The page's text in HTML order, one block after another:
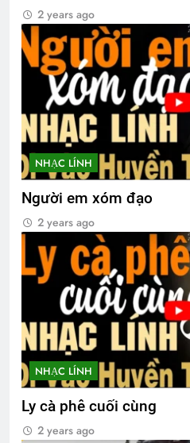
2 years ago
NHẠC LÍNH
Người em xóm đạo
2 years ago
NHẠC LÍNH
Ly cà phê cuối cùng
2 years ago